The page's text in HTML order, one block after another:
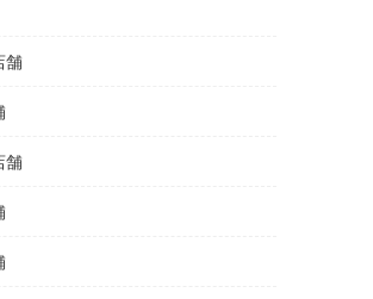
舗
舗